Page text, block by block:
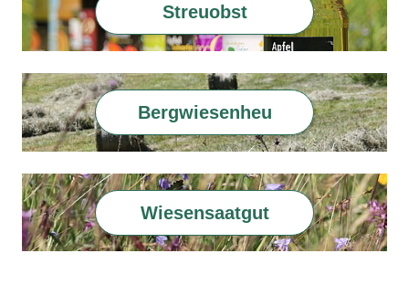
Streuobst
Bergwiesenheu
Wiesensaatgut